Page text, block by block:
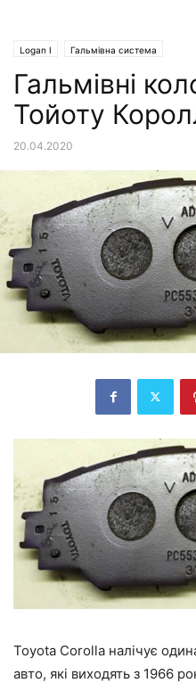
Logan I Гальмівна система
Гальмівні
Тойоту
20.04.2020
Toyota Corolla налічує
авто, які виходять з 1966